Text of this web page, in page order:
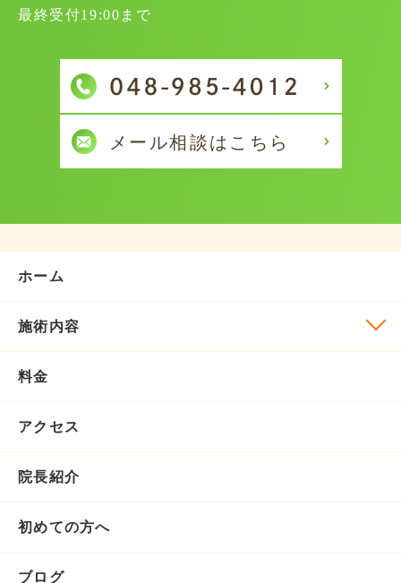
最終受付19:00まで
ホーム
施術内容
料金
アクセス
院長紹介
初めての方へ
ブログ